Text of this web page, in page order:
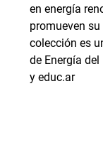
en energía
promueven
colección es
de Energía
y educ.ar